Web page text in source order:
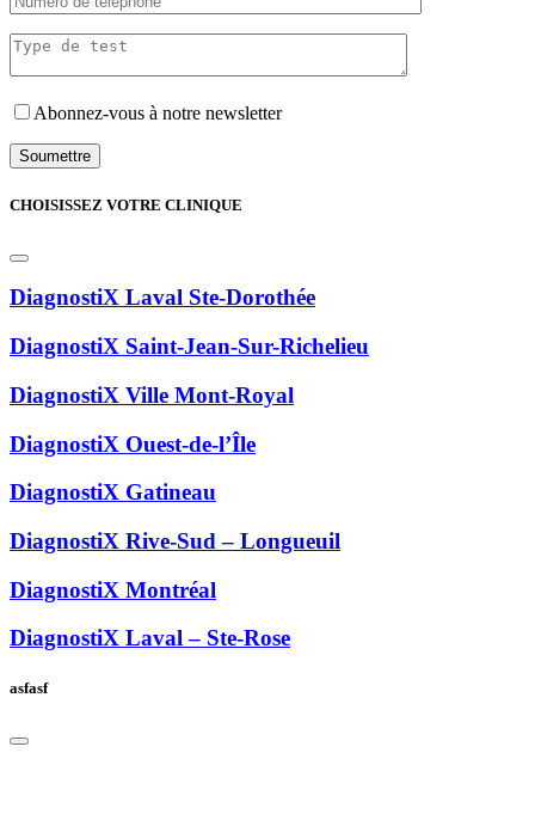
Abonnez-vous à notre newsletter
CHOISISSEZ VOTRE CLINIQUE
DiagnostiX Laval Ste-Dorothée
DiagnostiX Saint-Jean-Sur-Richelieu
DiagnostiX Ville Mont-Royal
DiagnostiX Ouest-de-l’Île
DiagnostiX Gatineau
DiagnostiX Rive-Sud – Longueuil
DiagnostiX Montréal
DiagnostiX Laval – Ste-Rose
asfasf